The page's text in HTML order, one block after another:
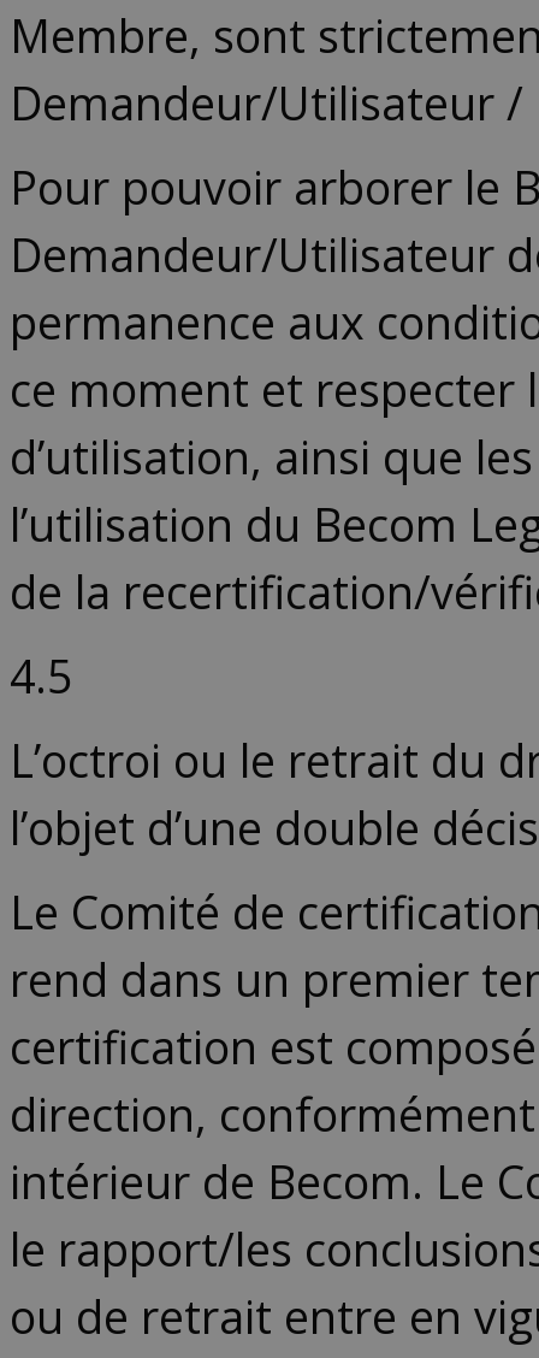
Membre, sont
Demandeur/Utilisateur
Pour pouvoir arborer le
Demandeur/Utilisateur
permanence aux
ce moment et respecter
d’utilisation, ainsi que
l’utilisation du Becom
de la recertification/
4.5
L’octroi ou le retrait du
l’objet d’une double
Le Comité de
rend dans un premier
certification est
direction,
intérieur de Becom. Le
le rapport/les
ou de retrait entre en